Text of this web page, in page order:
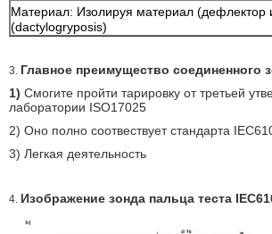
Материал: Изолируя материал (дефлектор
(dactylogryposis)
3. Главное преимущество соединенного
1) Смогите пройти тарировку от третьей
лаборатории ISO17025
2) Оно полно соотвествует стандарта
3) Легкая деятельность
4. Изображение зонда пальца теста